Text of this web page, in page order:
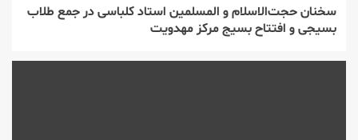
سخنان حجت‌الاسلام و المسلمین استاد کلباسی در جمع طلاب
بسیجی و افتتاح بسیج مرکز مهدویت